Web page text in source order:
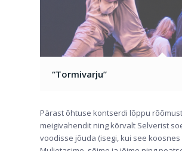
“Tormivarju”
Pärast õhtuse kontserdi lõppu
meigivahendit ning kõrvalt Selverist
voodisse jõuda (isegi, kui see